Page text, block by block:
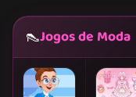
👠Jogos de Moda